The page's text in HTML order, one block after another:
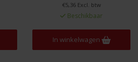
€5,36 Excl. btw
Beschikbaar
In winkelwagen